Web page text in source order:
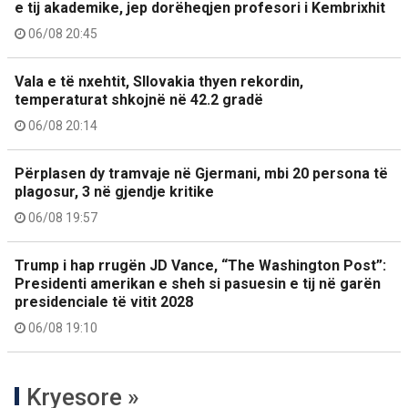
e tij akademike, jep dorëheqjen profesori i Kembrixhit
06/08 20:45
Vala e të nxehtit, Sllovakia thyen rekordin,
temperaturat shkojnë në 42.2 gradë
06/08 20:14
Përplasen dy tramvaje në Gjermani, mbi 20 persona të
plagosur, 3 në gjendje kritike
06/08 19:57
Trump i hap rrugën JD Vance, “The Washington Post”:
Presidenti amerikan e sheh si pasuesin e tij në garën
presidenciale të vitit 2028
06/08 19:10
Kryesore »